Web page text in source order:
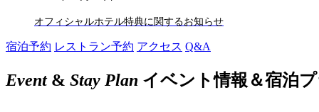
オフィシャルホテル特典に関するお知らせ
宿泊予約 レストラン予約 アクセス Q&A
Event& Stay Plan イベント情報＆宿泊